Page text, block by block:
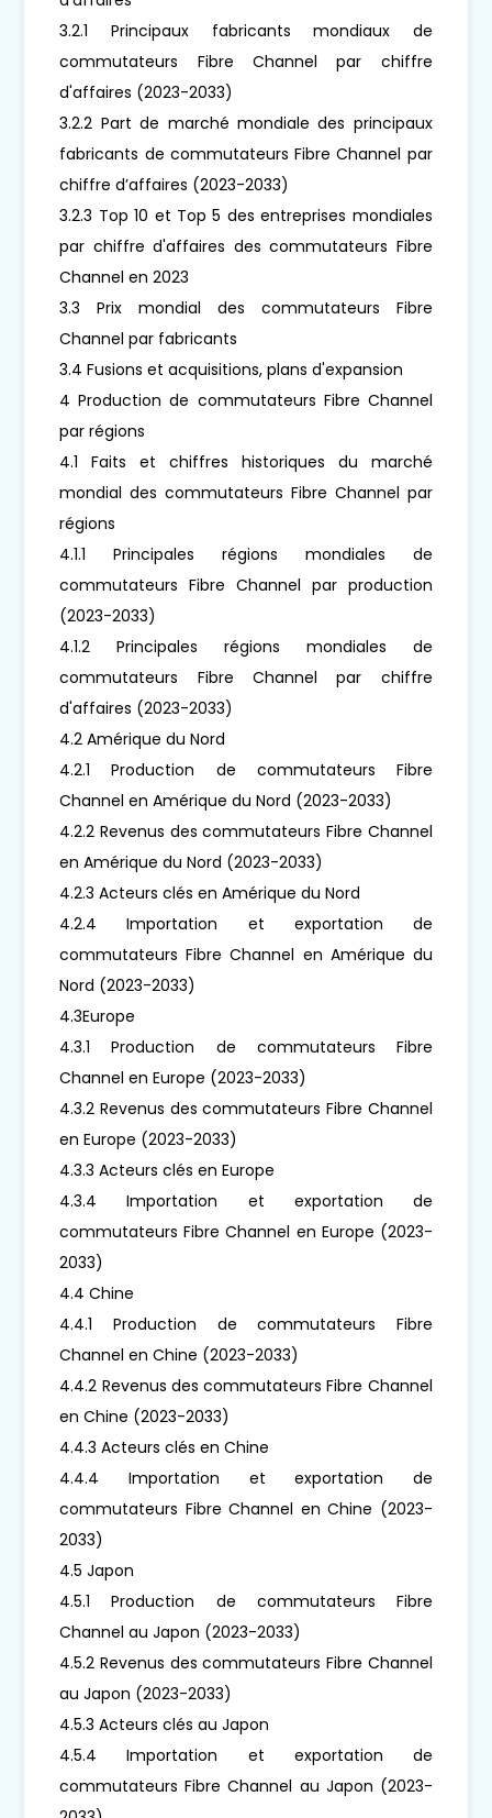
3.2.1 Principaux fabricants mondiaux de
commutateurs Fibre Channel par chiffre
d'affaires (2023-2033)
3.2.2 Part de marché mondiale des principaux
fabricants de commutateurs Fibre Channel par
chiffre d’affaires (2023-2033)
3.2.3 Top 10 et Top 5 des entreprises mondiales
par chiffre d'affaires des commutateurs Fibre
Channel en 2023
3.3 Prix mondial des commutateurs Fibre
Channel par fabricants
3.4 Fusions et acquisitions, plans d'expansion
4 Production de commutateurs Fibre Channel
par régions
4.1 Faits et chiffres historiques du marché
mondial des commutateurs Fibre Channel par
régions
4.1.1 Principales régions mondiales de
commutateurs Fibre Channel par production
(2023-2033)
4.1.2 Principales régions mondiales de
commutateurs Fibre Channel par chiffre
d'affaires (2023-2033)
4.2 Amérique du Nord
4.2.1 Production de commutateurs Fibre
Channel en Amérique du Nord (2023-2033)
4.2.2 Revenus des commutateurs Fibre Channel
en Amérique du Nord (2023-2033)
4.2.3 Acteurs clés en Amérique du Nord
4.2.4 Importation et exportation de
commutateurs Fibre Channel en Amérique du
Nord (2023-2033)
4.3Europe
4.3.1 Production de commutateurs Fibre
Channel en Europe (2023-2033)
4.3.2 Revenus des commutateurs Fibre Channel
en Europe (2023-2033)
4.3.3 Acteurs clés en Europe
4.3.4 Importation et exportation de
commutateurs Fibre Channel en Europe (2023-
2033)
4.4 Chine
4.4.1 Production de commutateurs Fibre
Channel en Chine (2023-2033)
4.4.2 Revenus des commutateurs Fibre Channel
en Chine (2023-2033)
4.4.3 Acteurs clés en Chine
4.4.4 Importation et exportation de
commutateurs Fibre Channel en Chine (2023-
2033)
4.5 Japon
4.5.1 Production de commutateurs Fibre
Channel au Japon (2023-2033)
4.5.2 Revenus des commutateurs Fibre Channel
au Japon (2023-2033)
4.5.3 Acteurs clés au Japon
4.5.4 Importation et exportation de
commutateurs Fibre Channel au Japon (2023-